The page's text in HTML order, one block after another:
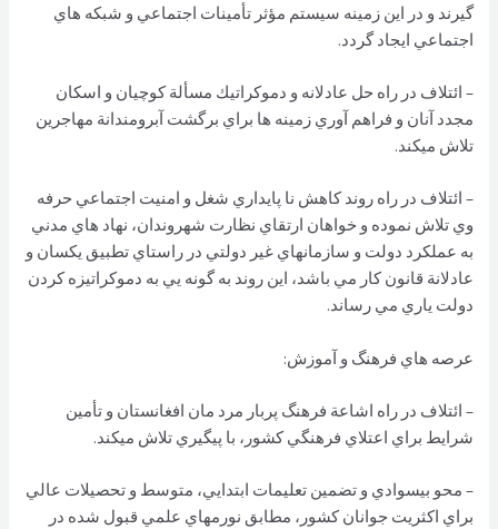
گيرند و در اين زمينه سيستم مؤثر تأمينات اجتماعي و شبكه هاي
اجتماعي ايجاد گردد.
– ائتلاف در راه حل عادلانه و دموكراتيك مسألة كوچيان و اسكان
مجدد آنان و فراهم آوري زمينه ها براي برگشت آبرومندانة مهاجرين
تلاش ميكند.
– ائتلاف در راه روند كاهش نا پايداري شغل و امنيت اجتماعي حرفه
وي تلاش نموده و خواهان ارتقاي نظارت شهروندان، نهاد هاي مدني
به عملكرد دولت و سازمانهاي غير دولتي در راستاي تطبيق يكسان و
عادلانة قانون كار مي باشد، اين روند به گونه يي به دموكراتيزه كردن
دولت ياري مي رساند.
عرصه هاي فرهنگ و آموزش:
– ائتلاف در راه اشاعة فرهنگ پربار مرد مان افغانستان و تأمين
شرايط براي اعتلاي فرهنگي كشور، با پيگيري تلاش ميكند.
– محو بيسوادي و تضمين تعليمات ابتدايي، متوسط و تحصيلات عالي
براي اكثريت جوانان كشور، مطابق نورمهاي علمي قبول شده در